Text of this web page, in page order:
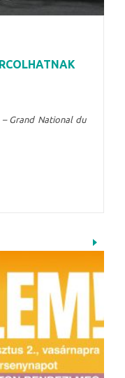
Grand National du